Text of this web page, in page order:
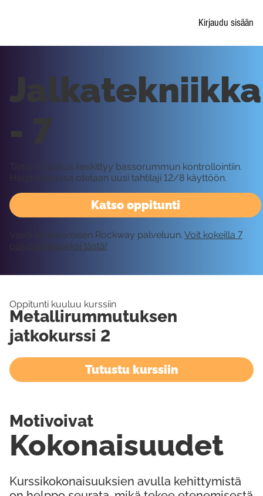
Kirjaudu sisään
Katso oppitunti
Jalkatekniikka
- 7
Tämä harjoitus keskittyy bassorummun kontrollointiin.
Harjoituksessa otetaan uusi tahtilaji 12/8 käyttöön.
Vaatii kirjautumisen Rockway palveluun. Voit kokeilla 7
päivää ilmaiseksi tästä!
Oppitunti kuuluu kurssiin
Metallirummutuksen
jatkokurssi 2
Tutustu kurssiin
Kurssikokonaisuuksien avulla kehittymistä
Kokonaisuudet
Motivoivat